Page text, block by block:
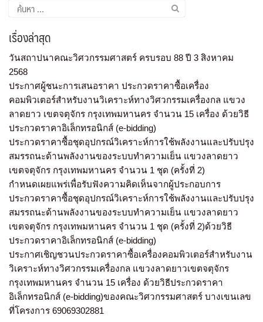
เรื่องล่าสุด
วันสถาปนาคณะวิศวกรรมศาสตร์ ครบรอบ 88 ปี 3 สิงหาคม
2568
ประกาศผู้ชนะการเสนอราคา ประกวดราคาซื้อเครื่อง
คอมพิวเตอร์สำหรับงานวิเคราะห์ทางวิศวกรรมเครื่องกล แขวง
ลาดยาว เขตจตุจักร กรุงเทพมหานคร จำนวน 15 เครื่อง ด้วยวิธี
ประกวดราคาอิเล็กทรอนิกส์ (e-bidding)
ประกวดราคาซื้อชุดอุปกรณ์วิเคราะห์การใช้พลังงานและปรับปรุง
สมรรถนะด้านพลังงานของระบบทำความเย็น แขวงลาดยาว
เขตจตุจักร กรุงเทพมหานคร จำนวน 1 ชุด (ครั้งที่ 2)
กำหนดเผยแพร่เพื่อรับฟังความคิดเห็นจากผู้ประกอบการ
ประกวดราคาซื้อชุดอุปกรณ์วิเคราะห์การใช้พลังงานและปรับปรุง
สมรรถนะด้านพลังงานของระบบทำความเย็น แขวงลาดยาว
เขตจตุจักร กรุงเทพมหานคร จำนวน 1 ชุด (ครั้งที่ 2)ด้วยวิธี
ประกวดราคาอิเล็กทรอนิกส์ (e-bidding)
ประกาศเชิญชวนประกวดราคาซื้อเครื่องคอมพิวเตอร์สำหรับงาน
วิเคราะห์ทางวิศวกรรมเครื่องกล แขวงลาดยาวเขตจตุจักร
กรุงเทพมหานคร จำนวน 15 เครื่อง ด้วยวิธีประกวดราคา
อิเล็กทรอนิกส์ (e-bidding)ของคณะวิศวกรรมศาสตร์ บางเขนเลข
ที่โครงการ 69069302881